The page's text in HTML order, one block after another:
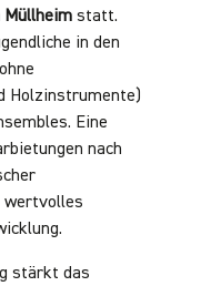
Müllheimstatt.
in den
Holzinstrumente)
Eine
nach
wertvolles
stärkt das